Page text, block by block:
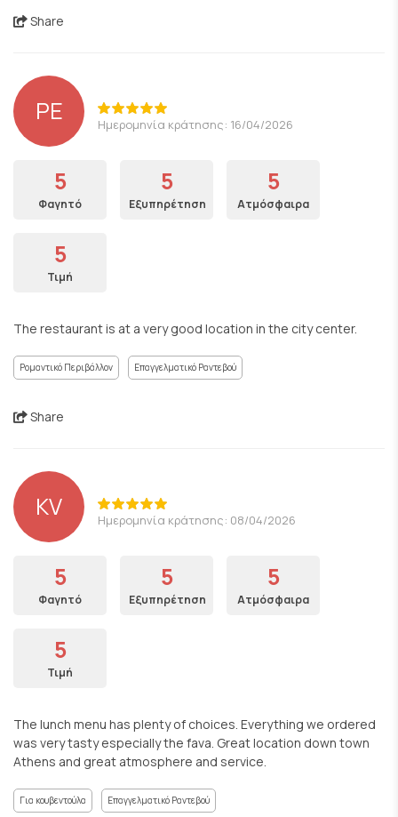
Share
PE Ημερομηνία κράτησης: 16/04/2026
5
Φαγητό
5
Εξυπηρέτηση
5
Ατμόσφαιρα
5
Τιμή
The restaurant is at a very good location in the city center.
Ρομαντικό Περιβάλλον Επαγγελματικό Ραντεβού
Share
KV Ημερομηνία κράτησης: 08/04/2026
5
Φαγητό
5
Εξυπηρέτηση
5
Ατμόσφαιρα
5
Τιμή
The lunch menu has plenty of choices. Everything we ordered
was very tasty especially the fava. Great location down town
Athens and great atmosphere and service.
Για κουβεντούλα Επαγγελματικό Ραντεβού